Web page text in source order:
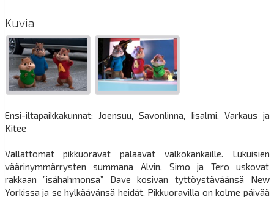
Kuvia
Ensi-iltapaikkakunnat: Joensuu, Savonlinna, Iisalmi, Varkaus ja
Kitee
Vallattomat pikkuoravat palaavat valkokankaille. Lukuisien
väärinymmärrysten summana Alvin, Simo ja Tero uskovat
rakkaan ”isähahmonsa” Dave kosivan tyttöystäväänsä New
Yorkissa ja se hylkäävänsä heidät. Pikkuoravilla on kolme päivää